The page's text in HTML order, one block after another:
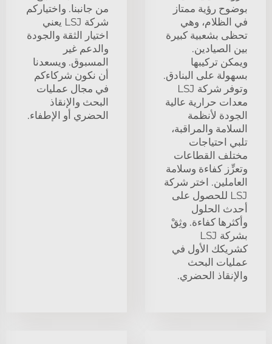
بوضوح رؤية ممتاز
في الظلام، وهي
تحظى بشعبية كبيرة
بين الصيادين.
ويمكن تركيبها
بسهولة على البنادق.
وتوفر شركة LSJ
معدات حرارية عالية
الجودة لأنظمة
السلامة والمراقبة،
تلبي احتياجات
مختلف القطاعات
وتعزِّز كفاءة وسلامة
العاملين. اختر شركة
LSJ للحصول على
أحدث الحلول
وأكثرها كفاءة. وثِقْ
بشركة LSJ
كشريكك الأول في
عمليات البحث
والإنقاذ الحضري.
من جانبنا. واختياركم
شركة LSJ يعني
اختيار الثقة والجودة
والدعم غير
المسبوق. ويسعدنا
أن نكون شركاءكم
في مجال عمليات
البحث والإنقاذ
الحضري أو الإطفاء.